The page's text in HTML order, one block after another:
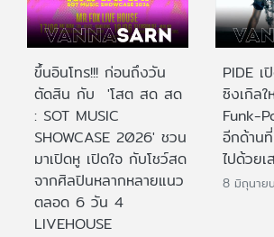
ขึ้นอินโทร!!! ก่อนถึงวัน
ตัดสิน กับ 'โสต สด สด
: SOT MUSIC
SHOWCASE 2026' ชวน
มาเปิดหู เปิดใจ กับโชว์สด
จากศิลปินหลากหลายแนว
ตลอด 6 วัน 4
LIVEHOUSE
PIDE เ
ซิงเกิล
Funk-
อีกด้าน
ไปด้วย
8 มิถุนาย